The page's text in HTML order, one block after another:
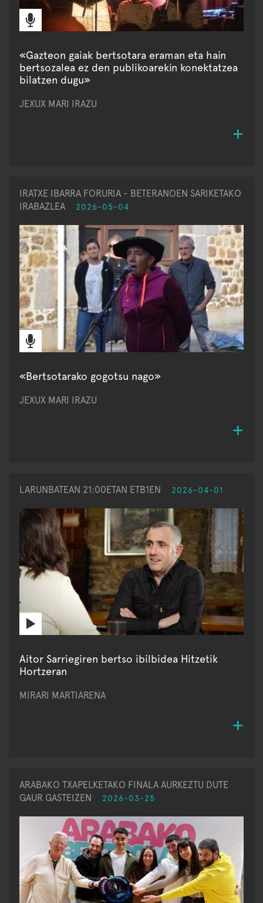
«Gazteon gaiak bertsotara eraman eta hain
bertsozalea ez den publikoarekin konektatzea
bilatzen dugu»
JEXUX MARI IRAZU
IRATXE IBARRA FORURIA - BETERANOEN SARIKETAKO
IRABAZLEA
2026-05-04
«Bertsotarako gogotsu nago»
JEXUX MARI IRAZU
LARUNBATEAN 21:00ETAN ETB1EN 2026-04-01
Aitor Sarriegiren bertso ibilbidea Hitzetik
Hortzeran
MIRARI MARTIARENA
ARABAKO TXAPELKETAKO FINALA AURKEZTU DUTE
GAUR GASTEIZEN
2026-03-25